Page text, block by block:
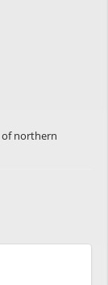
of northern